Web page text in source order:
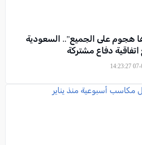
هجوم على الجميع".. السعودية
اتفاقية دفاع مشتركة